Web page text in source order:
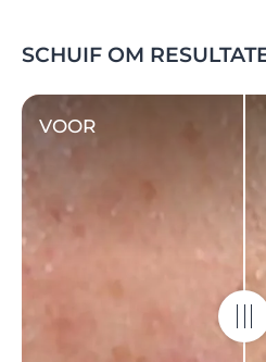
SCHUIF OM
VOOR